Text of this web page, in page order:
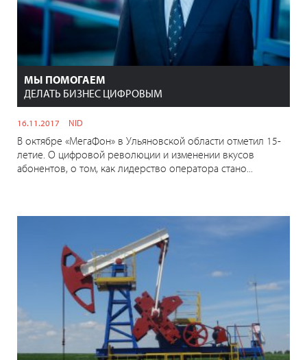
МЫ ПОМОГАЕМ
ДЕЛАТЬ БИЗНЕС ЦИФРОВЫМ
16.11.2017 NID
В октябре «МегаФон» в Ульяновской области отметил 15-
летие. О цифровой революции и изменении вкусов
абонентов, о том, как лидерство оператора стано...